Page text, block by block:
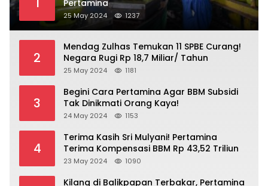
Pertamina
25 May 2024 1237
2
Mendag Zulhas Temukan 11 SPBE Curang!
Negara Rugi Rp 18,7 Miliar/ Tahun
25 May 2024 1181
3
Begini Cara Pertamina Agar BBM Subsidi
Tak Dinikmati Orang Kaya!
24 May 2024 1153
4
Terima Kasih Sri Mulyani! Pertamina
Terima Kompensasi BBM Rp 43,52 Triliun
23 May 2024 1090
Kilang di Balikpapan Terbakar, Pertamina